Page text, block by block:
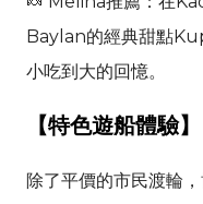
Baylan的經典甜點
小吃到大的回憶。
【特色遊船體驗】
除了平價的市民渡輪